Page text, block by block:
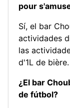
pour
Sí, el bar
actividades
las
d'1L de bière.
¿El bar
de fútbol?